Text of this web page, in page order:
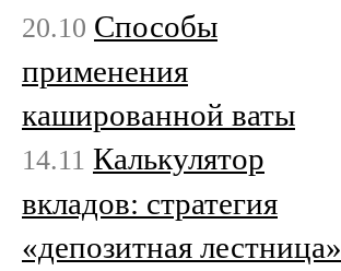
20.10 Способы
применения
кашированной ваты
14.11 Калькулятор
вкладов: стратегия
«депозитная лестница»